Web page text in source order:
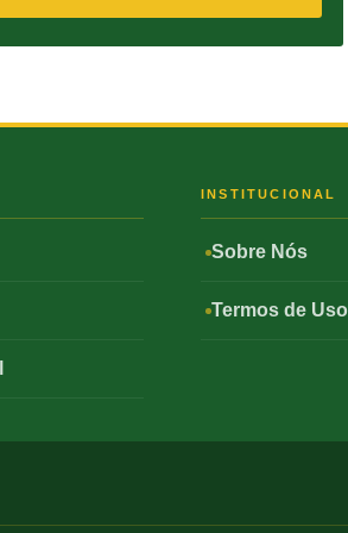
INSTITUCIONAL
Sobre Nós
Termos de Uso